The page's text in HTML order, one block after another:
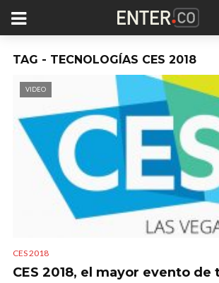
TAG - TECNOLOGÍAS CES 2018
VIDEO
CES 2018
CES 2018, el mayor evento de